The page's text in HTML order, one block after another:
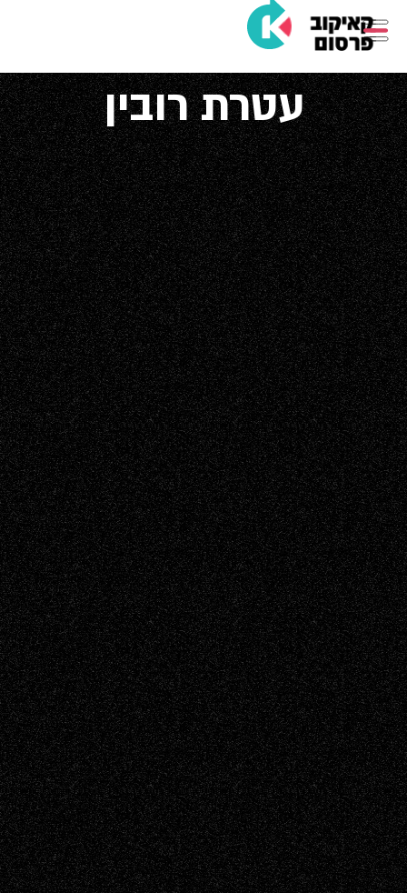
עטרת רובין